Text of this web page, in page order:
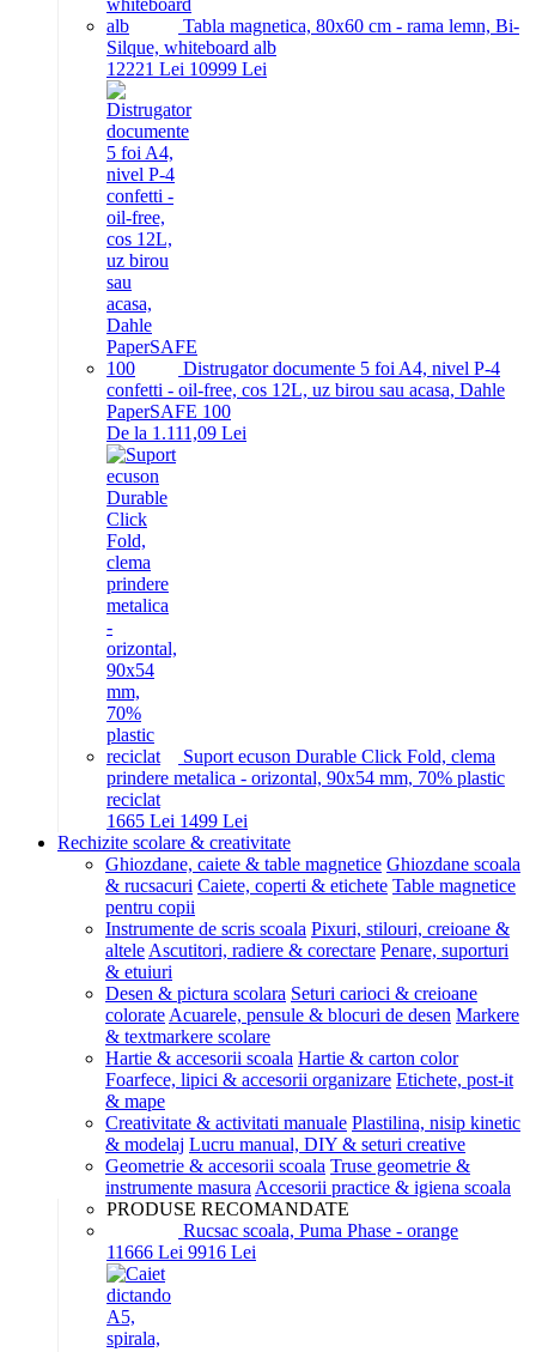
Tabla magnetica, 80x60 cm - rama lemn, Bi-
Silque, whiteboard alb
12221 Lei 10999 Lei
Distrugator documente 5 foi A4, nivel P-4
confetti - oil-free, cos 12L, uz birou sau acasa, Dahle
PaperSAFE 100
De la 1.111,09 Lei
Suport ecuson Durable Click Fold, clema
prindere metalica - orizontal, 90x54 mm, 70% plastic
reciclat
1665 Lei 1499 Lei
Rechizite scolare & creativitate
Ghiozdane, caiete & table magnetice Ghiozdane scoala
& rucsacuri Caiete, coperti & etichete Table magnetice
pentru copii
Instrumente de scris scoala Pixuri, stilouri, creioane &
altele Ascutitori, radiere & corectare Penare, suporturi
& etuiuri
Desen & pictura scolara Seturi carioci & creioane
colorate Acuarele, pensule & blocuri de desen Markere
& textmarkere scolare
Hartie & accesorii scoala Hartie & carton color
Foarfece, lipici & accesorii organizare Etichete, post-it
& mape
Creativitate & activitati manuale Plastilina, nisip kinetic
& modelaj Lucru manual, DIY & seturi creative
Geometrie & accesorii scoala Truse geometrie &
instrumente masura Accesorii practice & igiena scoala
PRODUSE RECOMANDATE
Rucsac scoala, Puma Phase - orange
11666 Lei 9916 Lei